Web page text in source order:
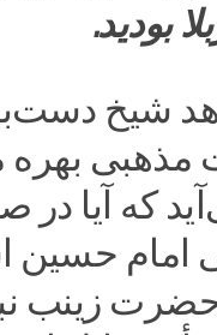
بودید.
شیخ
بهره
که آیا
امام حسین
زینب